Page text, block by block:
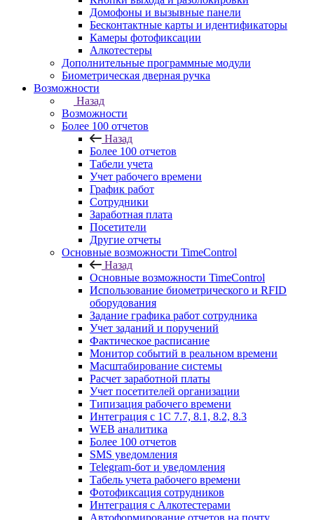
Домофоны и вызывные панели
Бесконтактные карты и идентификаторы
Камеры фотофиксации
Алкотестеры
Дополнительные программные модули
Биометрическая дверная ручка
Возможности
Назад
Возможности
Более 100 отчетов
Назад
Более 100 отчетов
Табели учета
Учет рабочего времени
График работ
Сотрудники
Заработная плата
Посетители
Другие отчеты
Основные возможности TimeControl
Назад
Основные возможности TimeControl
Использование биометрического и RFID
оборудования
Задание графика работ сотрудника
Учет заданий и поручений
Фактическое расписание
Монитор событий в реальном времени
Масштабирование системы
Расчет заработной платы
Учет посетителей организации
Типизация рабочего времени
Интеграция с 1С 7.7, 8.1, 8.2, 8.3
WEB аналитика
Более 100 отчетов
SMS уведомления
Telegram-бот и уведомления
Табель учета рабочего времени
Фотофиксация сотрудников
Интеграция с Алкотестерами
Автоформирование отчетов на почту